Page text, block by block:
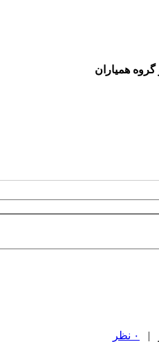
همیاران
۰ نظر